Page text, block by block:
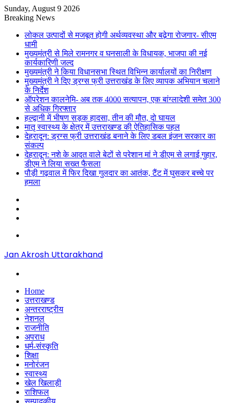
Sunday, August 9 2026
Breaking News
लोकल उत्पादों से मजबूत होगी अर्थव्यवस्था और बढ़ेगा रोजगार- सीएम
धामी
मुख्यमंत्री से मिले रामनगर व घनसाली के विधायक, भाजपा की नई
कार्यकारिणी जल्द
मुख्यमंत्री ने किया विधानसभा स्थित विभिन्न कार्यालयों का निरीक्षण
मुख्यमंत्री ने दिए ड्रग्स फ्री उत्तराखंड के लिए व्यापक अभियान चलाने
के निर्देश
ऑपरेशन कालनेमि- अब तक 4000 सत्यापन, एक बांग्लादेशी समेत 300
से अधिक गिरफ्तार
हल्द्वानी में भीषण सड़क हादसा, तीन की मौत, दो घायल
मातृ स्वास्थ्य के क्षेत्र में उत्तराखण्ड की ऐतिहासिक पहल
देहरादून: ड्रग्स फ्री उत्तराखंड बनाने के लिए डबल इंजन सरकार का
संकल्प
देहरादून: नशे के आदत वाले बेटों से परेशान मां ने डीएम से लगाई गुहार,
डीएम ने लिया सख्त फैसला
पौड़ी गढ़वाल में फिर दिखा गुलदार का आतंक, टैंट में घुसकर बच्चे पर
हमला
Jan Akrosh Uttarakhand
Home
उत्तराखण्ड
अन्तरराष्ट्रीय
नेशनल
राजनीति
अपराध
धर्म-संस्कृति
शिक्षा
मनोरंजन
स्वास्थ्य
खेल खिलाड़ी
राशिफल
सम्पादकीय